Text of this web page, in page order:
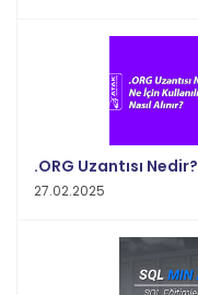
.ORG Uzantısı
27.02.2025